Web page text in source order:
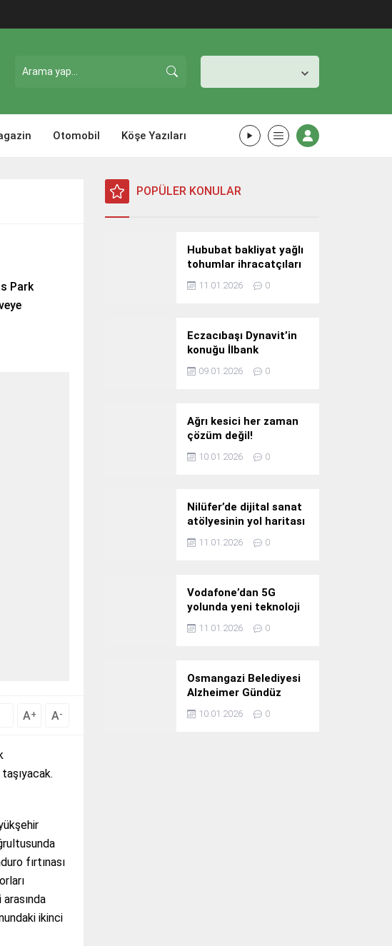
Otomobil Köşe Yazıları
Park
A+ A-
fırtınası
ikinci
POPÜLER KONULAR
Hububat bakliyat yağlı
tohumlar ihracatçıları
Güney Kore yolcusu
11.01.2026 0
Eczacıbaşı Dynavit’in
konuğu İlbank
09.01.2026 0
Ağrı kesici her zaman
çözüm değil!
10.01.2026 0
Nilüfer’de dijital sanat
atölyesinin yol haritası
konuşuldu
11.01.2026 0
Vodafone’dan 5G
yolunda yeni teknoloji
yatırımı
11.01.2026 0
Osmangazi Belediyesi
Alzheimer Gündüz
Bakım Evi 3. Yılını
Kutladı
10.01.2026 0